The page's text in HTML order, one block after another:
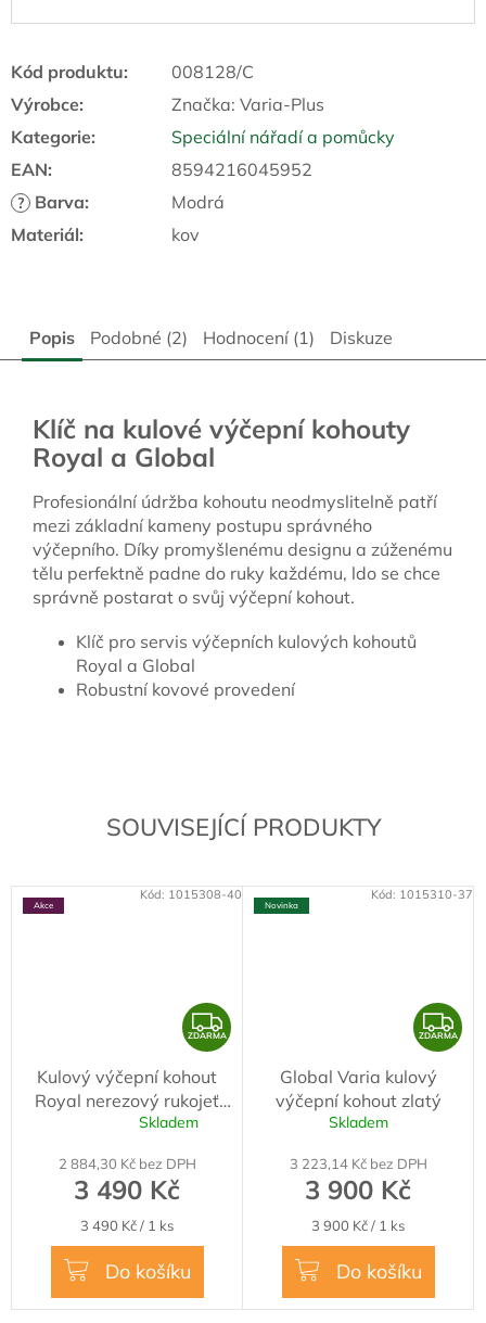
Kód produktu:
008128/C
Výrobce:
Značka: Varia-Plus
Kategorie:
Speciální nářadí a pomůcky
EAN: 8594216045952
? Barva:
Modrá
Materiál: kov
SOUVISEJÍCÍ PRODUKTY
Akce
Z
D
R
ZDARMA
Kulový výčepní kohout
Royal nerezový rukojeť
dřevěná
produktu
hvězdiček.
Skladem
2 884,30 Kč bez DPH
3 490 Kč
Měrná
cena:
3 490 Kč / 1 ks
Do košíku
Kód: 1015308-40
Novinka
Z
D
ZDARMA
Global Varia kulový
výčepní kohout zlatý
Skladem
3 223,14 Kč bez DPH
3 900 Kč
Měrná
cena:
3 900 Kč / 1 ks
Do košíku
Kód: 1015310-37
Popis Podobné (2) Hodnocení (1) Diskuze
Klíč na kulové výčepní kohouty
Royal a Global
Profesionální údržba kohoutu neodmyslitelně patří
mezi základní kameny postupu správného
výčepního. Díky promyšlenému designu a zúženému
tělu perfektně padne do ruky každému, ldo se chce
správně postarat o svůj výčepní kohout.
Klíč pro servis výčepních kulových kohoutů
Royal a Global
Robustní kovové provedení